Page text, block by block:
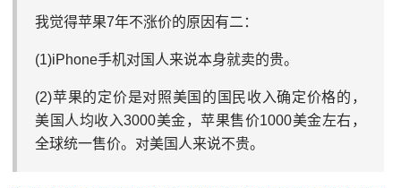
我觉得苹果7年不涨价的原因有二：
(1)iPhone手机对国人来说本身就卖的贵。
(2)苹果的定价是对照美国的国民收入确定价格的，
美国人均收入3000美金，苹果售价1000美金左右，
全球统一售价。对美国人来说不贵。